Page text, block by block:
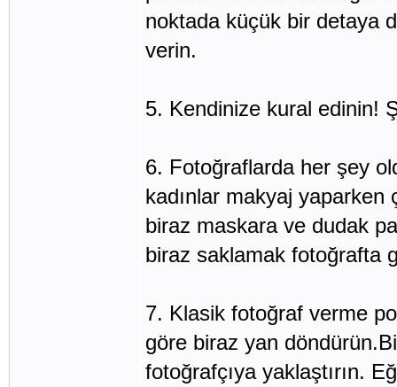
noktada küçük bir detaya
verin.
5. Kendinize kural edinin!
6. Fotoğraflarda her şey
kadınlar makyaj yaparken
biraz maskara ve dudak
biraz saklamak fotoğrafta
7. Klasik fotoğraf verme
göre biraz yan
fotoğrafçıya yaklaştırın.